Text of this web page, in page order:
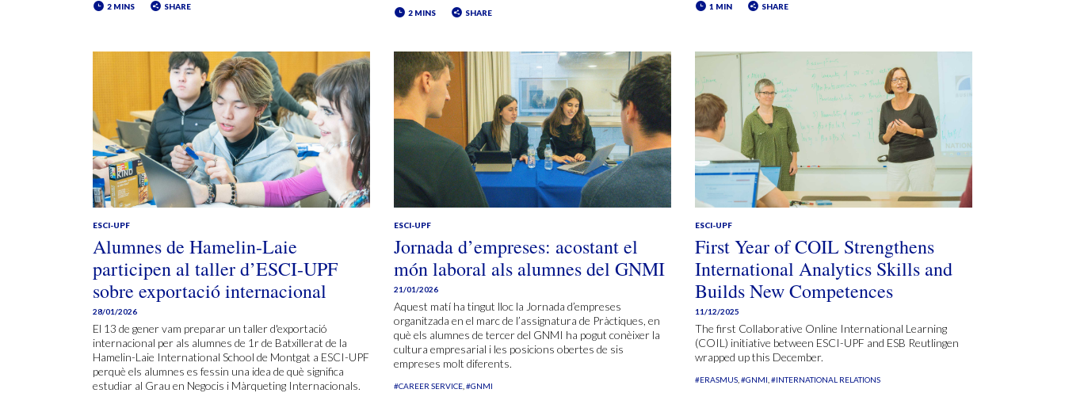
2 MINS SHARE
2 MINS SHARE
1 MIN SHARE
ESCI-UPF
Alumnes de Hamelin-Laie
participen al taller d’ESCI-UPF
sobre exportació internacional
28/01/2026
El 13 de gener vam preparar un taller d'exportació
internacional per als alumnes de 1r de Batxillerat de la
Hamelin-Laie International School de Montgat a ESCI-UPF
perquè els alumnes es fessin una idea de què significa
estudiar al Grau en Negocis i Màrqueting Internacionals.
ESCI-UPF
Jornada d’empreses: acostant el
món laboral als alumnes del GNMI
21/01/2026
Aquest matí ha tingut lloc la Jornada d’empreses
organitzada en el marc de l’assignatura de Pràctiques, en
què els alumnes de tercer del GNMI ha pogut conèixer la
cultura empresarial i les posicions obertes de sis
empreses molt diferents.
#CAREER SERVICE #GNMI
ESCI-UPF
First Year of COIL Strengthens
International Analytics Skills and
Builds New Competences
11/12/2025
The first Collaborative Online International Learning
(COIL) initiative between ESCI-UPF and ESB Reutlingen
wrapped up this December.
#ERASMUS #GNMI #INTERNATIONAL RELATIONS